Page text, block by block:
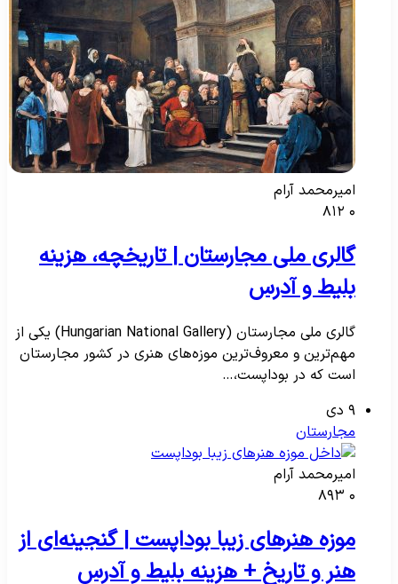
امیرمحمد آرام
گالری ملی مجارستان | تاریخچه، هزینه
بلیط و آدرس
گالری ملی مجارستان (Hungarian National Gallery) یکی از
مهم‌ترین و معروف‌ترین موزه‌های هنری در کشور مجارستان
است که در بوداپست،…
مجارستان
امیرمحمد آرام
موزه هنرهای زیبا بوداپست | گنجینه‌ای از
هنر و تاریخ + هزینه بلیط و آدرس